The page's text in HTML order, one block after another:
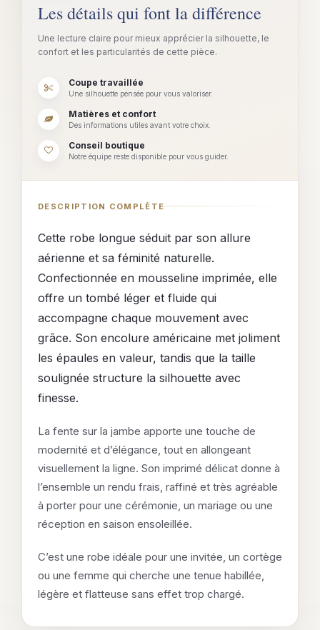
Les détails qui font la différence
Une lecture claire pour mieux apprécier la silhouette, le
confort et les particularités de cette pièce.
Coupe travaillée
Une silhouette pensée pour vous valoriser.
Matières et confort
Des informations utiles avant votre choix.
Conseil boutique
Notre équipe reste disponible pour vous guider.
DESCRIPTION COMPLÈTE
Cette robe longue séduit par son allure
aérienne et sa féminité naturelle.
Confectionnée en mousseline imprimée, elle
offre un tombé léger et fluide qui
accompagne chaque mouvement avec
grâce. Son encolure américaine met joliment
les épaules en valeur, tandis que la taille
soulignée structure la silhouette avec
finesse.
La fente sur la jambe apporte une touche de
modernité et d’élégance, tout en allongeant
visuellement la ligne. Son imprimé délicat donne à
l’ensemble un rendu frais, raffiné et très agréable
à porter pour une cérémonie, un mariage ou une
réception en saison ensoleillée.
C’est une robe idéale pour une invitée, un cortège
ou une femme qui cherche une tenue habillée,
légère et flatteuse sans effet trop chargé.